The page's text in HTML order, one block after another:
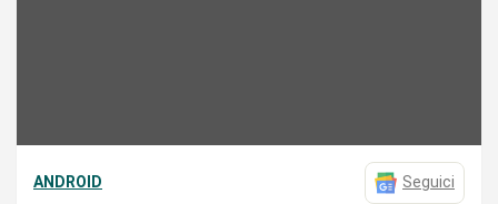
ANDROID Seguici